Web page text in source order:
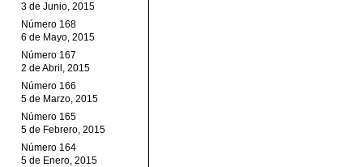
3 de Junio, 2015
Número 168
6 de Mayo, 2015
Número 167
2 de Abril, 2015
Número 166
5 de Marzo, 2015
Número 165
5 de Febrero, 2015
Número 164
5 de Enero, 2015